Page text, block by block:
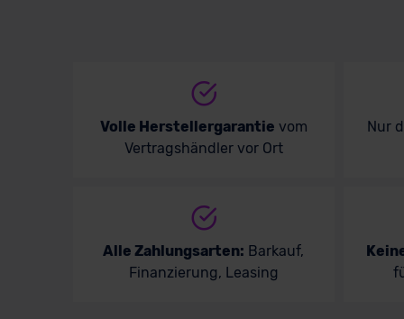
Volle Herstellergarantie vom
Vertragshändler vor Ort
Nur
Alle Zahlungsarten: Barkauf,
Finanzierung, Leasing